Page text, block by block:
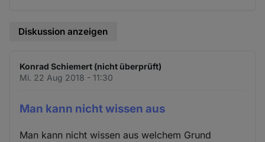
Diskussion anzeigen
Konrad Schiemert (nicht überprüft)
Mi. 22 Aug 2018 - 11:30
Man kann nicht wissen aus
Man kann nicht wissen aus welchem Grund